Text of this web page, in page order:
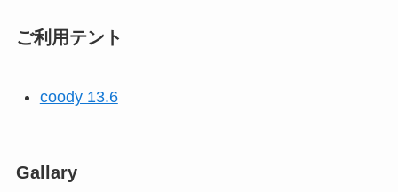
ご利用テント
coody 13.6
Gallary